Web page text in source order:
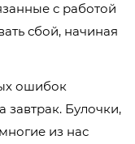
с работой
сбой, начиная
ошибок
завтрак. Булочки,
из нас